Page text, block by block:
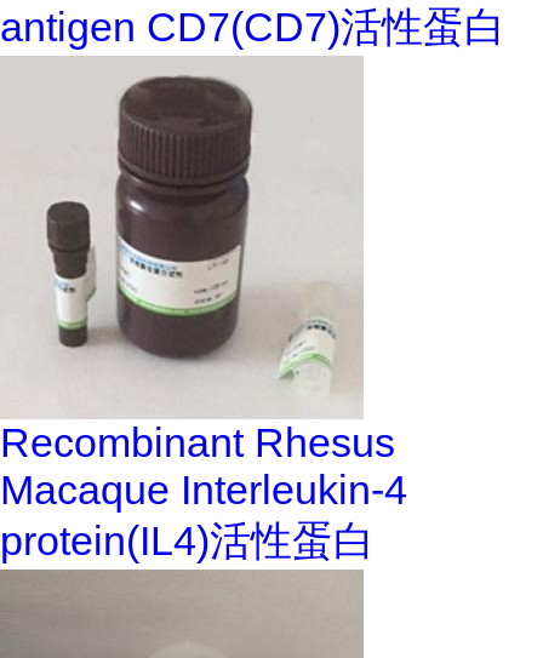
antigen CD7(CD7)活性蛋白
Recombinant Rhesus
Macaque Interleukin-4
protein(IL4)活性蛋白